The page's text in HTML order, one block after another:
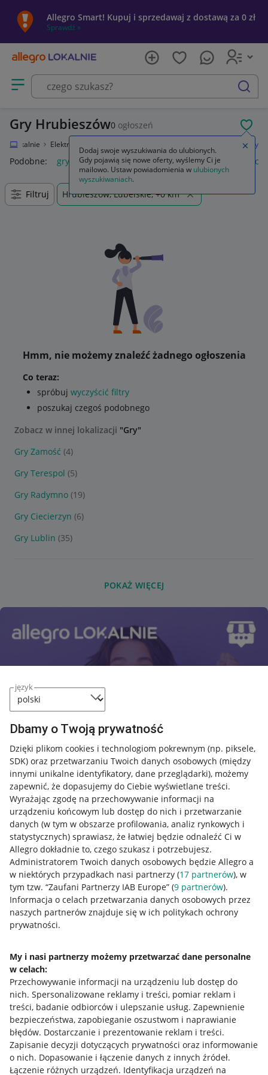
język
Dbamy o Twoją prywatność
Dzięki plikom cookies i technologiom pokrewnym (np. piksele,
SDK) oraz przetwarzaniu Twoich danych osobowych (między
innymi unikalne identyfikatory, dane przeglądarki), możemy
zapewnić, że dopasujemy do Ciebie wyświetlane treści.
Wyrażając zgodę na przechowywanie informacji na
urządzeniu końcowym lub dostęp do nich i przetwarzanie
danych (w tym w obszarze profilowania, analiz rynkowych i
statystycznych) sprawiasz, że łatwiej będzie odnaleźć Ci w
Allegro dokładnie to, czego szukasz i potrzebujesz.
Administratorem Twoich danych osobowych będzie Allegro a
w niektórych przypadkach nasi partnerzy (17 partnerów), w
tym tzw. “Zaufani Partnerzy IAB Europe” (9 partnerów).
Informacja o celach przetwarzania danych osobowych przez
naszych partnerów znajduje się w ich politykach ochrony
prywatności.
My i nasi partnerzy możemy przetwarzać dane personalne
w celach:
Przechowywanie informacji na urządzeniu lub dostęp do
nich. Spersonalizowane reklamy i treści, pomiar reklam i
treści, badanie odbiorców i ulepszanie usług. Zapewnienie
bezpieczeństwa, zapobieganie oszustwom i naprawianie
błędów. Dostarczanie i prezentowanie reklam i treści.
Zapisanie decyzji dotyczących prywatności oraz informowanie
o nich. Dopasowanie i łączenie danych z innych źródeł.
Łączenie różnych urządzeń. Identyfikacja urządzeń na
Allegro Smart! Kupuj i sprzedawaj z dostawą za 0 zł
Sprawdź »
Otwórz menu z kategoriami
szukaj
Gry Hrubieszów0 ogłoszeń
Lokalnie Elektronika Gry
Podobne: gry gry ps5 gry ps4 karty do gry gry
Filtruj Hrubieszów, Lubelskie, +0 km
Hmm, nie możemy znaleźć żadnego ogłoszenia
Co teraz:
spróbuj wyczyścić filtry
poszukaj czegoś podobnego
Zobacz w innej lokalizacji "Gry"
Gry Zamość (4)
Gry Terespol (5)
Gry Radymno (19)
Gry Ciecierzyn (6)
Gry Lublin (35)
POKAŻ WIĘCEJ
Przydatne informacje
Jak to działa
Napisz do nas
Allegro Gadane dla sprzedających
Mapa miejscowości
Informacje prawne
Regulamin
Polityka plików "cookies"
Ustawienia plików "cookies"
Dodaj swoje wyszukiwania do ulubionych.
Gdy pojawią się nowe oferty, wyślemy Ci je
mailowo. Ustaw powiadomienia w ulubionych
wyszukiwaniach.